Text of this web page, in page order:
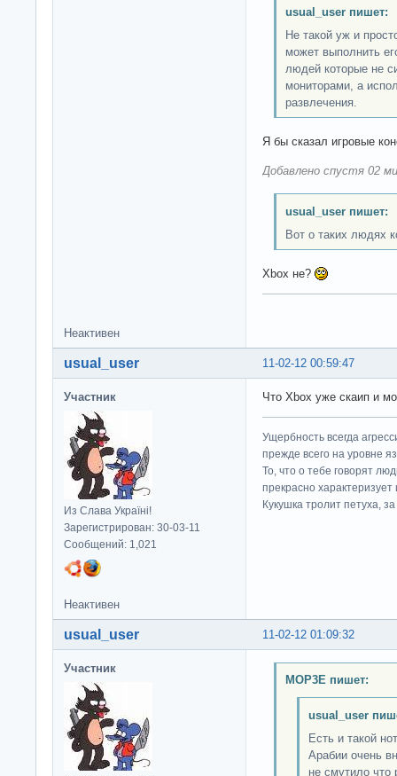
usual_user пишет:
Не такой уж и
может выполнить
людей которые не
мониторами, а
развлечения.
Я бы сказал игровые
Добавлено спустя 02
usual_user пишет:
Вот о таких людях
Xbox не?
Неактивен
11-02-12 00:59:47
usual_user
Участник
Из Слава Україні!
Зарегистрирован: 30-03-11
Сообщений: 1,021
Что Xbox уже скаип и
Ущербность всегда
прежде всего на уровне
То, что о тебе говорят
прекрасно характеризует
Кукушка тролит петуха,
Неактивен
11-02-12 01:09:32
usual_user
Участник
MOP3E пишет:
usual_user
Есть и такой
Арабии очень
не смутило что